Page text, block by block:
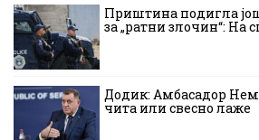
Приштина подигла
за „ратни злочин“: На
Додик: Амбасадор
чита или свесно лаже